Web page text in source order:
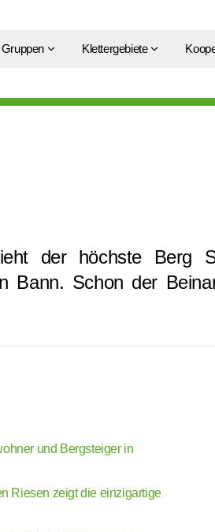
Gruppen Klettergebiete
der höchste Berg
Bann. Schon der
und Bergsteiger in
Riesen zeigt die einzigartige